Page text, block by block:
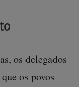
os delegados
os povos